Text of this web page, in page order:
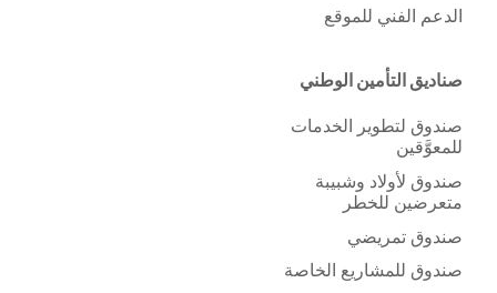
الدعم الفني للموقع
صناديق التأمين الوطني
صندوق لتطوير الخدمات
للمعوَّقين
صندوق لأولاد وشبيبة
متعرضين للخطر
صندوق تمريضي
صندوق للمشاريع الخاصة